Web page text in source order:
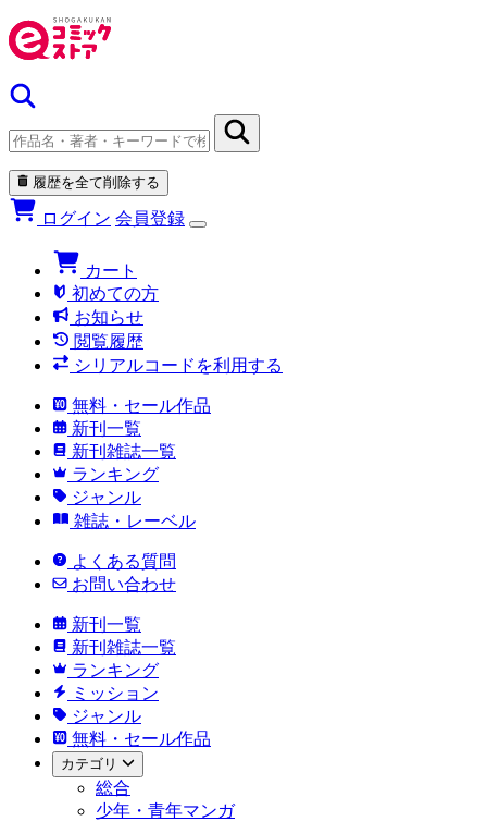
履歴を全て削除する
ログイン 会員登録
カート
初めての方
お知らせ
閲覧履歴
シリアルコードを利用する
無料・セール作品
新刊一覧
新刊雑誌一覧
ランキング
ジャンル
雑誌・レーベル
よくある質問
お問い合わせ
新刊一覧
新刊雑誌一覧
ランキング
ミッション
ジャンル
無料・セール作品
カテゴリ
総合
少年・青年マンガ